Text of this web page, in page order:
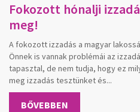
Fokozott hónalji
meg!
A fokozott izzadás a magyar
Önnek is vannak problémái az
tapasztal, de nem tudja, hogy ez
meg izzadás tesztünket és...
BŐVEBBEN